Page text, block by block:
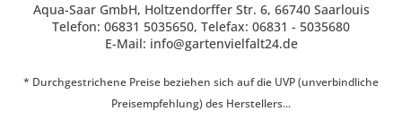
Aqua-Saar GmbH, Holtzendorffer Str. 6, 66740 Saarlouis
Telefon: 06831 5035650, Telefax: 06831 - 5035680
E-Mail: info@gartenvielfalt24.de
* Durchgestrichene Preise beziehen sich auf die UVP (unverbindliche
Preisempfehlung) des Herstellers...